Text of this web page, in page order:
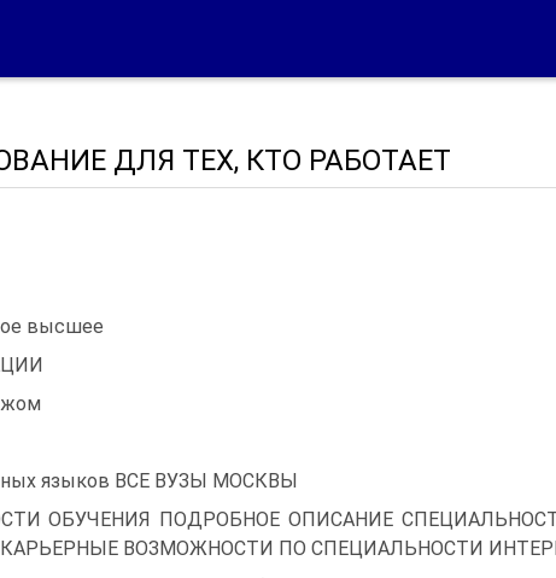
ДЛЯ ТЕХ, КТО РАБОТАЕТ
высшее
языков ВСЕ ВУЗЫ МОСКВЫ
ОБУЧЕНИЯ ПОДРОБНОЕ ОПИСАНИЕ
ВОЗМОЖНОСТИ ПО СПЕЦИАЛЬНОСТИ